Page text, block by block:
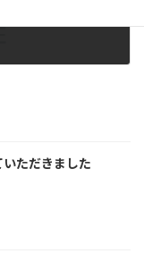
ただきました